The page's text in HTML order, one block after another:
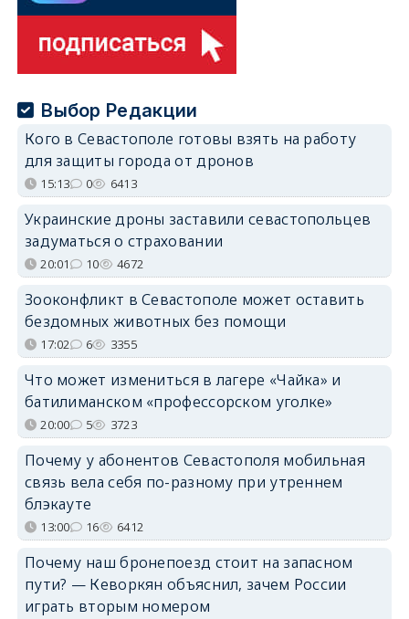
Выбор Редакции
Кого в Севастополе готовы взять на работу
для защиты города от дронов
15:13 0 6413
Украинские дроны заставили севастопольцев
задуматься о страховании
20:01 10 4672
Зооконфликт в Севастополе может оставить
бездомных животных без помощи
17:02 6 3355
Что может измениться в лагере «Чайка» и
батилиманском «профессорском уголке»
20:00 5 3723
Почему у абонентов Севастополя мобильная
связь вела себя по-разному при утреннем
блэкауте
13:00 16 6412
Почему наш бронепоезд стоит на запасном
пути? — Кеворкян объяснил, зачем России
играть вторым номером